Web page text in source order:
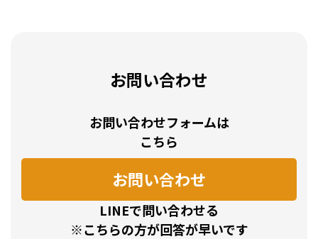
お問い合わせ
お問い合わせフォームは
こちら
お問い合わせ
LINEで問い合わせる
※こちらの方が回答が早いです